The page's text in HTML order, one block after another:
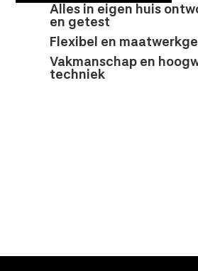
Alles in eigen huis
en getest
Flexibel en
Vakmanschap en
techniek